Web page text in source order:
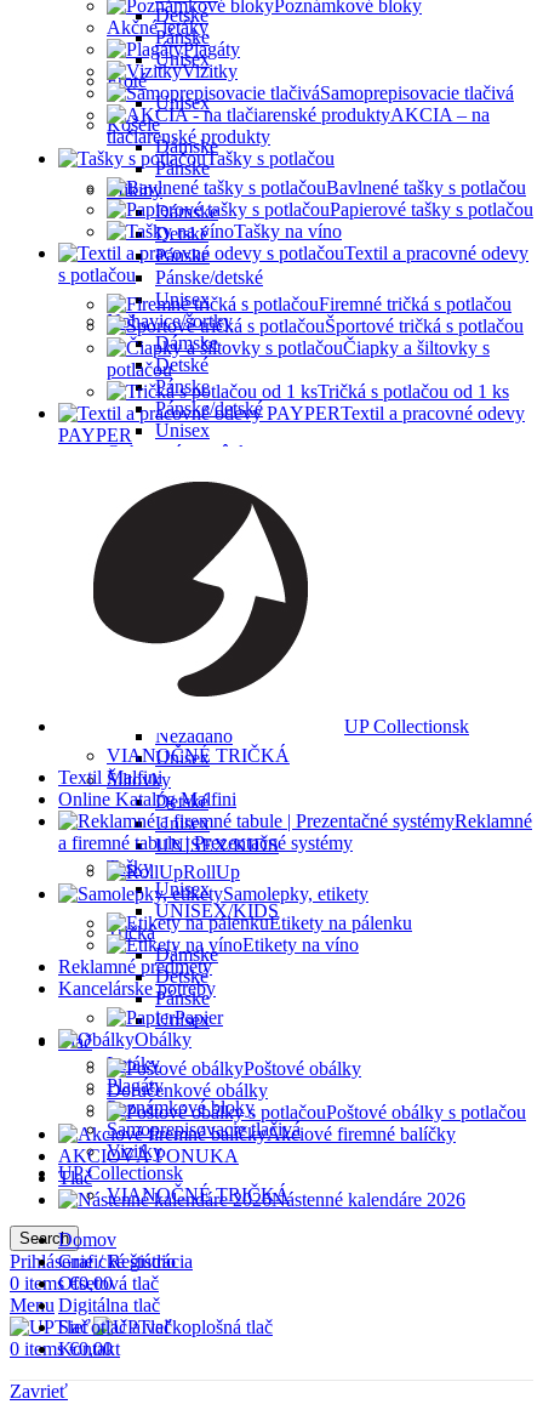
Detské
Pánske
Unisex
Froté
Unisex
Košele
Dámske
Pánske
Mikiny
Dámske
Detské
Pánske
Pánske/detské
Unisex
Nohavice/šortky
Dámske
Detské
Pánske
Pánske/detské
Unisex
Ochranné pomôcky
OUTLET -30%
Pánske
Unisex
Dámske
Detské
Pánske
Unisex
Nezadáno
Unisex
Šiltovky
Detské
Unisex
UNISEX/KIDS
Tašky
Unisex
UNISEX/KIDS
Tričká
Dámske
Detské
Pánske
Unisex
Tlač
Letáky
Plagáty
Poznámkové bloky
Samoprepisovacie tlačivá
Vizitky
UP Collectionsk
VIANOČNÉ TRIČKÁ
Search
Prihlásenie / Registrácia
0 items €0,00
Menu
0 items €0,00
Poznámkové bloky
Akčné letáky
Plagáty
Vizitky
Samoprepisovacie tlačivá
AKCIA – na
tlačiarenské produkty
Tašky s potlačou
Bavlnené tašky s potlačou
Papierové tašky s potlačou
Tašky na víno
Textil a pracovné odevy
s potlačou
Firemné tričká s potlačou
Športové tričká s potlačou
Čiapky a šiltovky s
potlačou
Tričká s potlačou od 1 ks
Textil a pracovné odevy
PAYPER
UP Collectionsk
VIANOČNÉ TRIČKÁ
Textil Malfini
Online Katalóg Malfini
Reklamné
a firemné tabule | Prezentačné systémy
RollUp
Samolepky, etikety
Etikety na pálenku
Etikety na víno
Reklamné predmety
Kancelárske potreby
Papier
Obálky
Poštové obálky
Doručenkové obálky
Poštové obálky s potlačou
Akciové firemné balíčky
AKCIOVÁ PONUKA
Tlač
Nástenné kalendáre 2026
Domov
Grafické štúdio
Ofsetová tlač
Digitálna tlač
Sieťotlač a veľkoplošná tlač
Kontakt
Zavrieť